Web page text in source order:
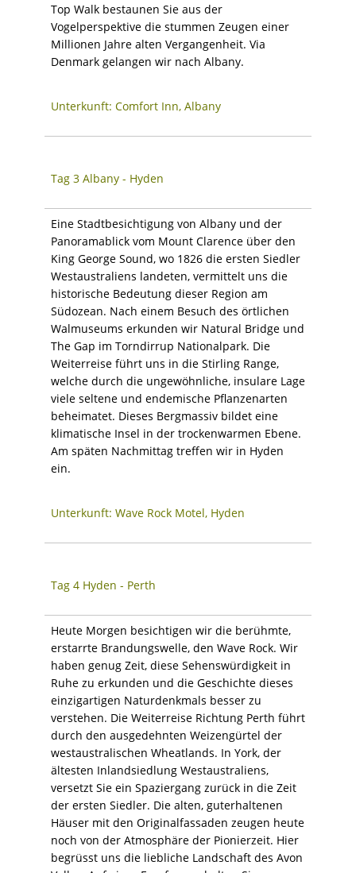
Top Walk bestaunen Sie aus der
Vogelperspektive die stummen Zeugen einer
Millionen Jahre alten Vergangenheit. Via
Denmark gelangen wir nach Albany.
Unterkunft: Comfort Inn, Albany
Tag 3 Albany - Hyden
Eine Stadtbesichtigung von Albany und der
Panoramablick vom Mount Clarence über den
King George Sound, wo 1826 die ersten Siedler
Westaustraliens landeten, vermittelt uns die
historische Bedeutung dieser Region am
Südozean. Nach einem Besuch des örtlichen
Walmuseums erkunden wir Natural Bridge und
The Gap im Torndirrup Nationalpark. Die
Weiterreise führt uns in die Stirling Range,
welche durch die ungewöhnliche, insulare Lage
viele seltene und endemische Pflanzenarten
beheimatet. Dieses Bergmassiv bildet eine
klimatische Insel in der trockenwarmen Ebene.
Am späten Nachmittag treffen wir in Hyden
ein.
Unterkunft: Wave Rock Motel, Hyden
Tag 4 Hyden - Perth
Heute Morgen besichtigen wir die berühmte,
erstarrte Brandungswelle, den Wave Rock. Wir
haben genug Zeit, diese Sehenswürdigkeit in
Ruhe zu erkunden und die Geschichte dieses
einzigartigen Naturdenkmals besser zu
verstehen. Die Weiterreise Richtung Perth führt
durch den ausgedehnten Weizengürtel der
westaustralischen Wheatlands. In York, der
ältesten Inlandsiedlung Westaustraliens,
versetzt Sie ein Spaziergang zurück in die Zeit
der ersten Siedler. Die alten, guterhaltenen
Häuser mit den Originalfassaden zeugen heute
noch von der Atmosphäre der Pionierzeit. Hier
begrüsst uns die liebliche Landschaft des Avon